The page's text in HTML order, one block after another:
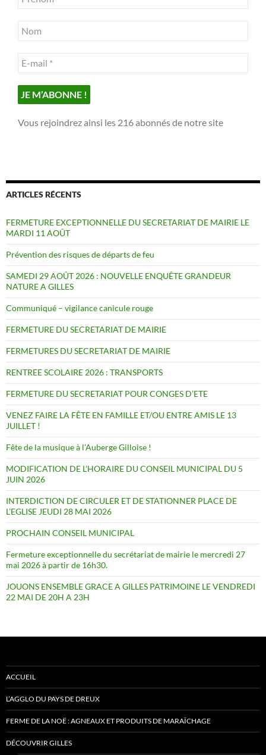
Vous rejoindrez ainsi les 216 abonnés de notre site
ARTICLES RÉCENTS
FERMETURE EXCEPTIONNELLE DU SECRETARIAT DE MAIRIE LE
MARDI 11 AOÛT
Prévention des risques de départs de feu
SAMEDI 29 AOÛT 2026 : NOUVELLE ENQUÊTE GRANDEUR
NATURE A GILLES
Communiqué – vigilance canicule rouge
FERMETURE DU SECRETARIAT DE MAIRIE
FERMETURES DU SECRETARIAT DE MAIRIE
RENTREE SCOLAIRE 2026 : TRANSPORTS
FERMETURE DU SECRETARIAT POUR CONGES D’ETE
VENEZ FAIRE LA FÊTE EN FAMILLE ET/OU ENTRE AMIS LE 13
JUILLET !
Fête de la musique à l’Auberge Gilloise !
MODIFICATION DE L’HORAIRE DU CONSEIL MUNICIPAL DU 5
JUIN 2026
INTERDICTION DE CIRCULER ET DE STATIONNER PLACE DE
L’EGLISE JEUDI 28 MAI 2026
PROCHAIN CONSEIL MUNICIPAL
Fermeture exceptionnelle du secrétariat de mairie le mercredi 27
mai 2026 à partir de 16h30.
JOUONS ENSEMBLE GRACE A GILLES PATRIMOINE LE VENDREDI
22 MAI DE 20H A 23H
ACCUEIL
L’AGGLO DU PAYS DE DREUX
FERME DE LA NOË : AGNEAUX ET PRODUITS DE MARAÎCHAGE
DÉCOUVRIR GILLES